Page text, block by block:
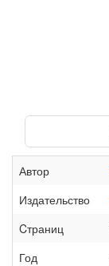
Автор
Издательство
Cтраниц
Год